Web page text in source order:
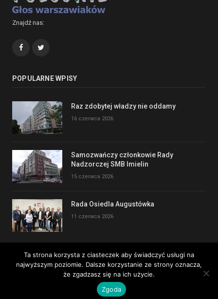
Znajdź nas:
Facebook
POPULARNE WPISY
Raz zdobytej władzy nie oddamy
16 czerwca 2026
Samozwańczy członkowie Rady
Nadzorczej SMB Imielin
15 czerwca 2026
Rada Osiedla Augustówka
11 czerwca 2026
Copyright © 2017
Kontakt
Ta strona korzysta z ciasteczek aby świadczyć usługi na
najwyższym poziomie. Dalsze korzystanie ze strony oznacza,
że zgadzasz się na ich użycie.
Zgoda